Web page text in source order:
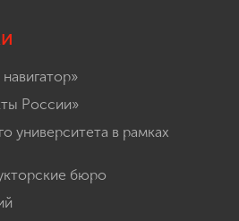
России»
университета в рамках
бюро